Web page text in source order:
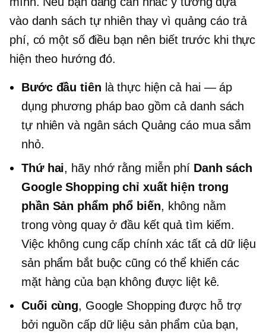
vào danh sách tự nhiên thay vì quảng cáo trả
phí, có một số điều bạn nên biết trước khi thực
hiện theo hướng đó.
Bước đầu tiên là thực hiện cả hai — áp
dụng phương pháp bao gồm cả danh sách
tự nhiên và ngân sách Quảng cáo mua sắm
nhỏ.
Thứ hai, hãy nhớ rằng miễn phí Danh sách
Google Shopping chỉ xuất hiện trong
phần Sản phẩm phổ biến, không nằm
trong vòng quay ở đầu kết quả tìm kiếm.
Việc không cung cấp chính xác tất cả dữ liệu
sản phẩm bắt buộc cũng có thể khiến các
mặt hàng của bạn không được liệt kê.
Cuối cùng, Google Shopping được hỗ trợ
bởi nguồn cấp dữ liệu sản phẩm của bạn,